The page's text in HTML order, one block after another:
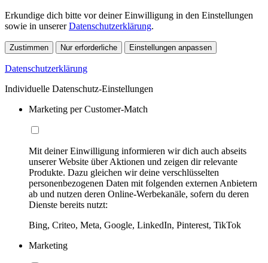
Erkundige dich bitte vor deiner Einwilligung in den Einstellungen
sowie in unsererDatenschutzerklärung.
Zustimmen Nur erforderliche Einstellungen anpassen
Datenschutzerklärung
Individuelle Datenschutz-Einstellungen
Marketing per Customer-Match
Mit deiner Einwilligung informieren wir dich auch abseits
unserer Website über Aktionen und zeigen dir relevante
Produkte. Dazu gleichen wir deine verschlüsselten
personenbezogenen Daten mit folgenden externen Anbietern
ab und nutzen deren Online-Werbekanäle, sofern du deren
Dienste bereits nutzt:
Bing, Criteo, Meta, Google, LinkedIn, Pinterest, TikTok
Marketing